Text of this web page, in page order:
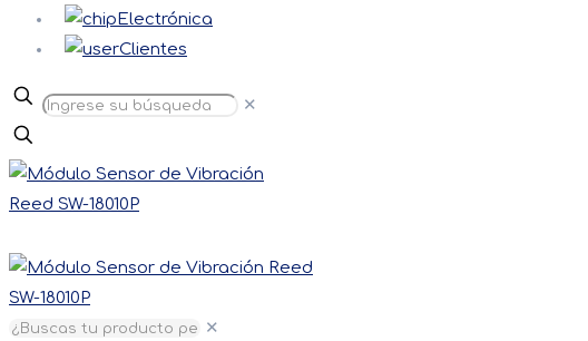
Electrónica
Clientes
✕
✕